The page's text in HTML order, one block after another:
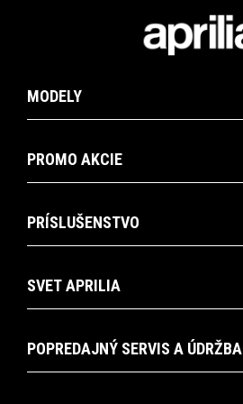
MODELY
PROMO AKCIE
PRÍSLUŠENSTVO
SVET APRILIA
POPREDAJNÝ SERVIS A ÚDRŽBA